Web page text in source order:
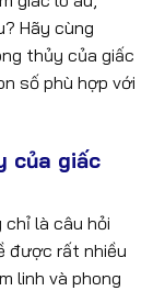
Hãy cùng
thủy của giấc
số phù hợp với
của giấc
chỉ là câu hỏi
được rất nhiều
linh và phong